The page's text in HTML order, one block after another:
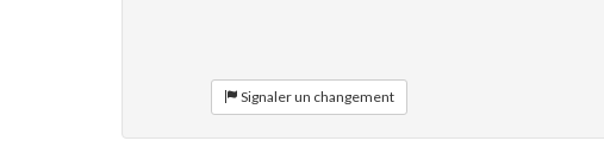
Signaler un changement